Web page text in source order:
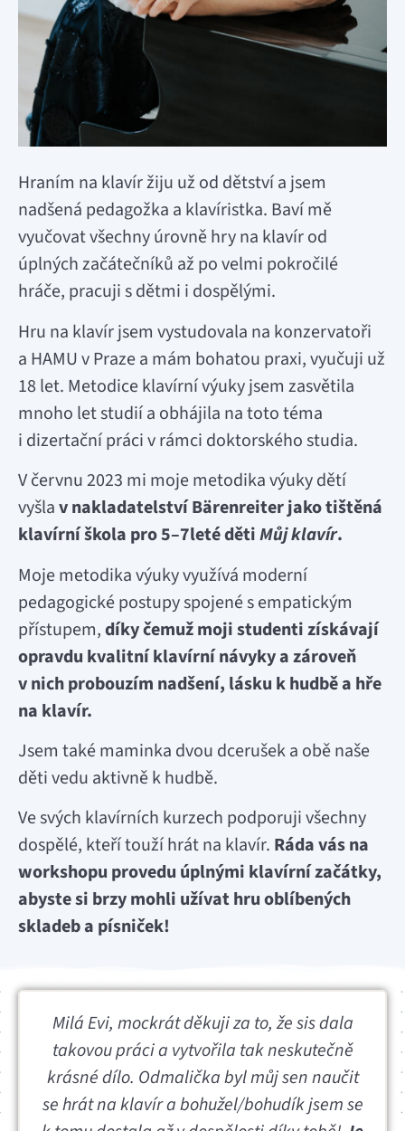
Hraním na klavír žiju už od dětství a jsem
nadšená pedagožka a klavíristka. Baví mě
vyučovat všechny úrovně hry na klavír od
úplných začátečníků až po velmi pokročilé
hráče, pracuji s dětmi i dospělými.
Hru na klavír jsem vystudovala na konzervatoři
a HAMU v Praze a mám bohatou praxi, vyučuji už
18 let. Metodice klavírní výuky jsem zasvětila
mnoho let studií a obhájila na toto téma
i dizertační práci v rámci doktorského studia.
V červnu 2023 mi moje metodika výuky dětí
vyšlav nakladatelství Bärenreiter jako tištěná
klavírní škola pro 5–7leté dětiMůj klavír.
Moje metodika výuky využívá moderní
pedagogické postupy spojené s empatickým
přístupem,díky čemuž moji studenti získávají
opravdu kvalitní klavírní návyky a zároveň
v nich probouzím nadšení, lásku k hudbě a hře
na klavír.
Jsem také maminka dvou dcerušek a obě naše
děti vedu aktivně k hudbě.
Ve svých klavírních kurzech podporuji všechny
dospělé, kteří touží hrát na klavír. Ráda vás na
workshopu provedu úplnými klavírní začátky,
abyste si brzy mohli užívat hru oblíbených
skladeb a písniček!
Milá Evi, mockrát děkuji za to, že sis dala
takovou práci a vytvořila tak neskutečně
krásné dílo. Odmalička byl můj sen naučit
se hrát na klavír a bohužel/bohudík jsem se